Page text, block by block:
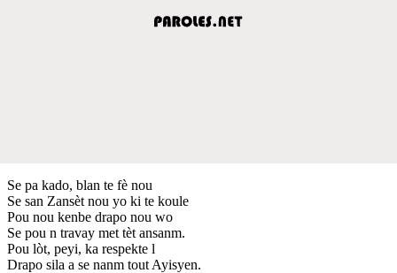
Se pa kado, blan te fè nou
Se san Zansèt nou yo ki te koule
Pou nou kenbe drapo nou wo
Se pou n travay met tèt ansanm.
Pou lòt, peyi, ka respekte l
Drapo sila a se nanm tout Ayisyen.